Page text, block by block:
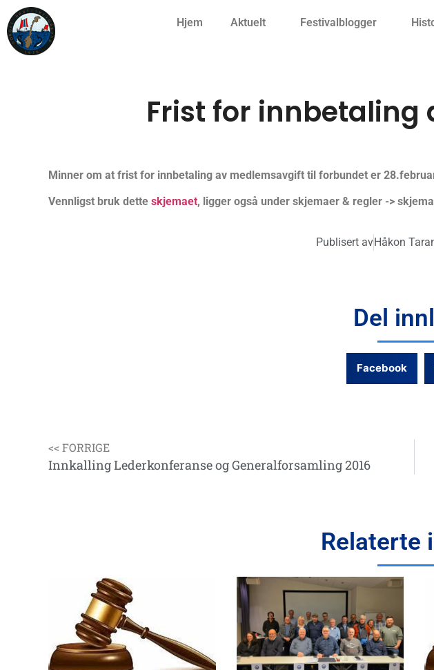
Hjem Aktuelt Festivalblogger
Frist for
Minner om at frist for innbetaling av medlemsavgift til forbundet er
Vennligst bruk dette skjemaet, ligger også under skjemaer & regler ->
Publisert avHåkon
Del
Facebook
<< FORRIGE
Innkalling Lederkonferanse og Generalforsamling 2016
Relaterte